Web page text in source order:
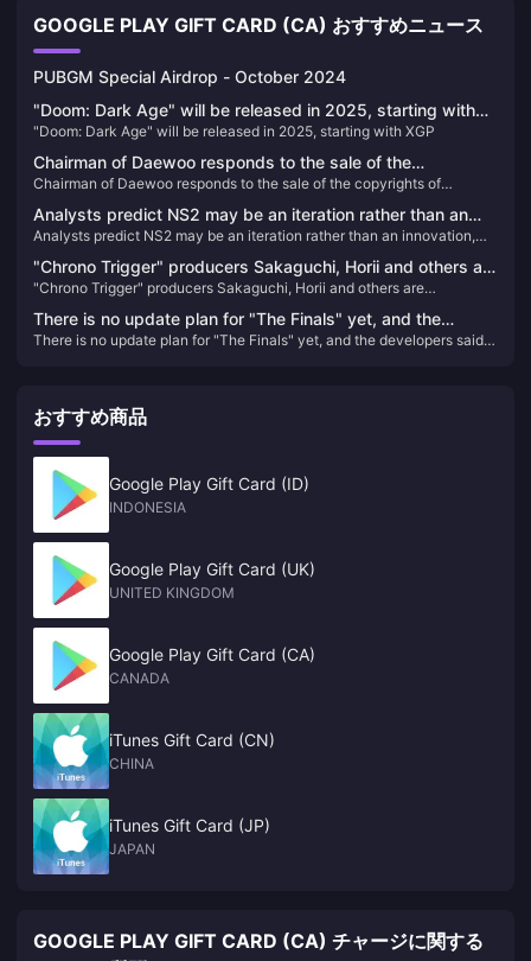
GOOGLE PLAY GIFT CARD (CA) おすすめニュース
PUBGM Special Airdrop - October 2024
"Doom: Dark Age" will be released in 2025, starting with
XGP
"Doom: Dark Age" will be released in 2025, starting with XGP
Chairman of Daewoo responds to the sale of the
copyrights of "Xuanyuan Sword" and "Sword of
Immortality"
Chairman of Daewoo responds to the sale of the copyrights of
Analysts predict NS2 may be an iteration rather than an
innovation, priced at $400
Analysts predict NS2 may be an iteration rather than an innovation,
"Chrono Trigger" producers Sakaguchi, Horii and others are
dissatisfied with PS5 change to X confirmation
"Chrono Trigger" producers Sakaguchi, Horii and others are
There is no update plan for "The Finals" yet, and the
developers said they don't want to make promises they
There is no update plan for "The Finals" yet, and the developers said
おすすめ商品
Google Play Gift Card (ID)
INDONESIA
Google Play Gift Card (UK)
UNITED KINGDOM
Google Play Gift Card (CA)
CANADA
iTunes Gift Card (CN)
CHINA
iTunes Gift Card (JP)
JAPAN
GOOGLE PLAY GIFT CARD (CA) チャージに関する